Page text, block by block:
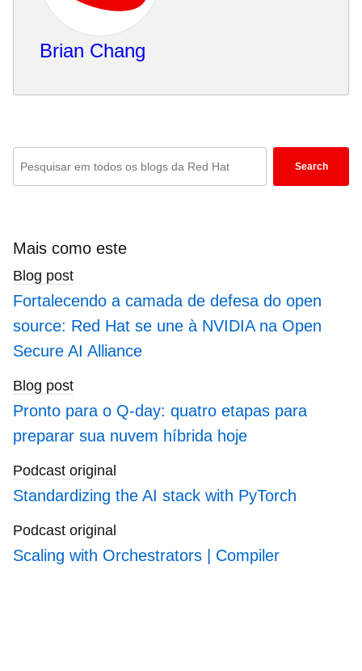
Brian Chang
search
blogs
Search
Mais como este
Blog post
Fortalecendo a camada de defesa do open
source: Red Hat se une à NVIDIA na Open
Secure AI Alliance
Blog post
Pronto para o Q-day: quatro etapas para
preparar sua nuvem híbrida hoje
Podcast original
Standardizing the AI stack with PyTorch
Podcast original
Scaling with Orchestrators | Compiler